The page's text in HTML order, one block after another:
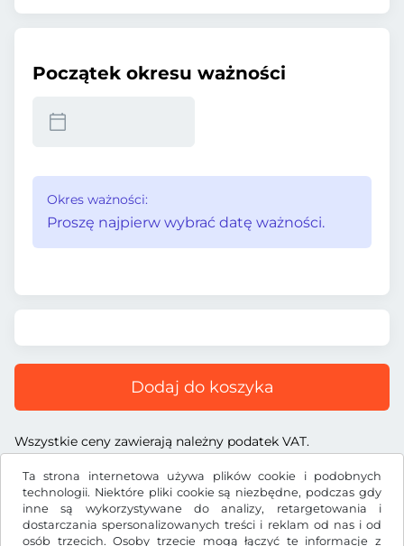
Ta strona internetowa używa plików cookie i podobnych
technologii. Niektóre pliki cookie są niezbędne, podczas gdy
inne są wykorzystywane do analizy, retargetowania i
dostarczania spersonalizowanych treści i reklam od nas i od
osób trzecich. Osoby trzecie mogą łączyć te informacje z
Początek okresu ważności
Okres ważności:
Proszę najpierw wybrać datę ważności.
Dodaj do koszyka
Wszystkie ceny zawierają należny podatek VAT.
ZłPLN